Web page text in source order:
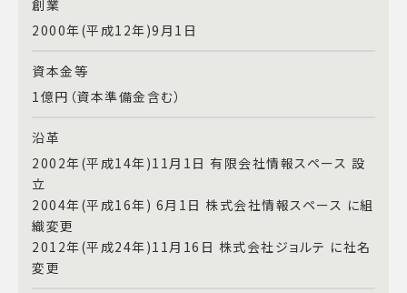
創業
2000年(平成12年)9月1日
資本金等
1億円（資本準備金含む）
沿革
2002年(平成14年)11月1日 有限会社情報スペース 設
立
2004年(平成16年) 6月1日 株式会社情報スペース に組
織変更
2012年(平成24年)11月16日 株式会社ジョルテ に社名
変更